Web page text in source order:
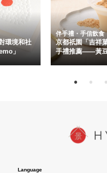
環境和社
」
伴手禮・手信飲食
京都祇園「吉祥
手禮推薦——黃
Language